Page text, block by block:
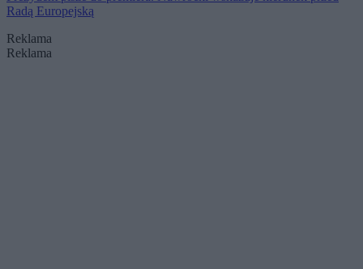
Radą Europejską
Reklama
Reklama